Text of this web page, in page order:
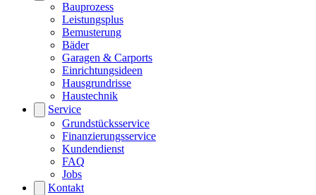
Bauprozess
Leistungsplus
Bemusterung
Bäder
Garagen & Carports
Einrichtungsideen
Hausgrundrisse
Haustechnik
Service
Grundstücksservice
Finanzierungsservice
Kundendienst
FAQ
Jobs
Kontakt